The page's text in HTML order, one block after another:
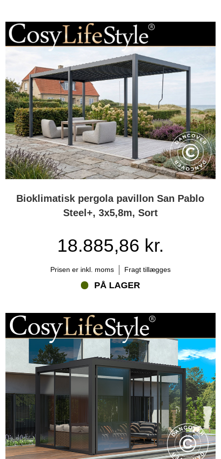
Bioklimatisk pergola pavillon San Pablo
Steel+, 3x5,8m, Sort
18.885,86 kr.
Prisen er inkl. moms Fragt tillægges
PÅ LAGER